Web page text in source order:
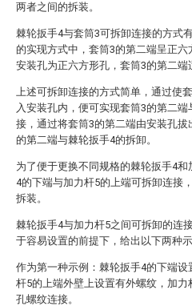
两者之间的拆装。
棘轮扳手4与套筒3可拆卸连接的方式
的实现方式中，套筒3的第二端呈正六
安装孔为正六方形孔，套筒3的第二端
上述可拆卸连接的方式简单，通过使
入安装孔内，便可实现套筒3的第二端
接，通过将套筒3的第二端由安装孔拔
的第二端与棘轮扳手4的拆卸。
为了便于更换不同规格的棘轮扳手4
4的下端与加力杆5的上端可拆卸连接
拆装。
棘轮扳手4与加力杆5之间可拆卸的连
于容易设置的前提下，给出以下两种示
作为第一种示例：棘轮扳手4的下端设
杆5的上端外壁上设置有外螺纹，加力
孔螺纹连接。